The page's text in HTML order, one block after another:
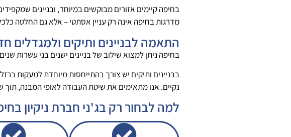
בחיפה קיימים אזורים מבוקשים במיוחד, ובניינים
מדרגות בחיפה אינה רק עניין אסתטי – אלא גם החלטה
התאמה לבניינים ותיקים ולמגדלים
בחיפה ניתן למצוא שילוב של בניינים ישנים בני עשרות
בבניינים ותיקים יש צורך בהתייחסות מיוחדת למעקות
נקיים. אנו מתאימים את שיטת העבודה לאופי המבנה,
למה לבחור רק בג'ני חברת ניקיון